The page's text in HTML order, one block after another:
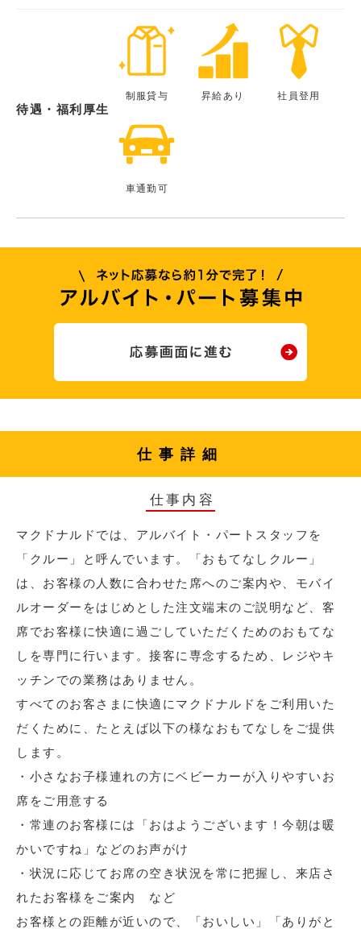
待遇・福利厚生
制服貸与 昇給あり 社員登用
車通勤可
仕事詳細
仕事内容
マクドナルドでは、アルバイト・パートスタッフを
「クルー」と呼んでいます。「おもてなしクルー」
は、お客様の人数に合わせた席へのご案内や、モバイ
ルオーダーをはじめとした注文端末のご説明など、客
席でお客様に快適に過ごしていただくためのおもてな
しを専門に行います。接客に専念するため、レジやキ
ッチンでの業務はありません。
すべてのお客さまに快適にマクドナルドをご利用いた
だくために、たとえば以下の様なおもてなしをご提供
します。
・小さなお子様連れの方にベビーカーが入りやすいお
席をご用意する
・常連のお客様には「おはようございます！今朝は暖
かいですね」などのお声がけ
・状況に応じてお席の空き状況を常に把握し、来店さ
れたお客様をご案内 など
お客様との距離が近いので、「おいしい」「ありがと